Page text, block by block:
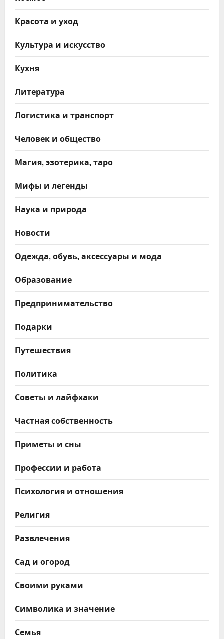
Красота и уход
Культура и искусство
Кухня
Литература
Логистика и транспорт
Человек и общество
Магия, эзотерика, таро
Мифы и легенды
Наука и природа
Новости
Одежда, обувь, аксессуары и мода
Образование
Предпринимательство
Подарки
Путешествия
Политика
Советы и лайфхаки
Частная собственность
Приметы и сны
Профессии и работа
Психология и отношения
Религия
Развлечения
Сад и огород
Своими руками
Символика и значение
Семья